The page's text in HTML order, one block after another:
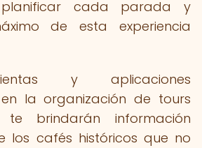
cada parada y
de esta experiencia
y aplicaciones
la organización de tours
te brindarán información
los cafés históricos que no